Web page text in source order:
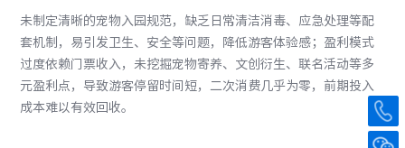
未制定清晰的宠物入园规范，缺乏日常清洁消毒、应急处理等配
套机制，易引发卫生、安全等问题，降低游客体验感；盈利模式
过度依赖门票收入，未挖掘宠物寄养、文创衍生、联名活动等多
元盈利点，导致游客停留时间短，二次消费几乎为零，前期投入
成本难以有效回收。